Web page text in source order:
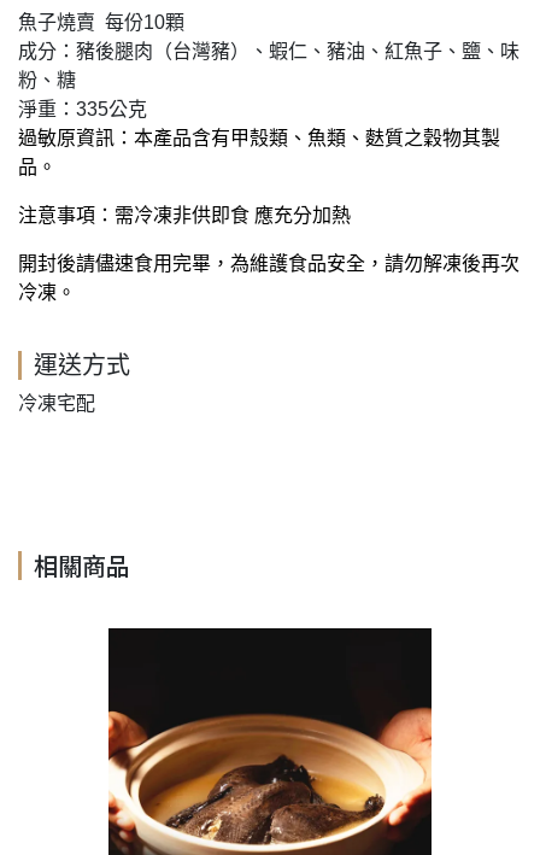
魚子燒賣 每份10顆
成分：豬後腿肉（台灣豬）、蝦仁、豬油、紅魚子、鹽、味
粉、糖
淨重：335公克
過敏原資訊：本產品含有甲殼類、魚類、麩質之穀物其製
品。
注意事項：需冷凍非供即食 應充分加熱
開封後請儘速食用完畢，為維護食品安全，請勿解凍後再次
冷凍。
運送方式
冷凍宅配
相關商品